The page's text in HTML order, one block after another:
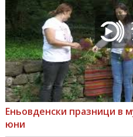
Еньовденски празници в
юни